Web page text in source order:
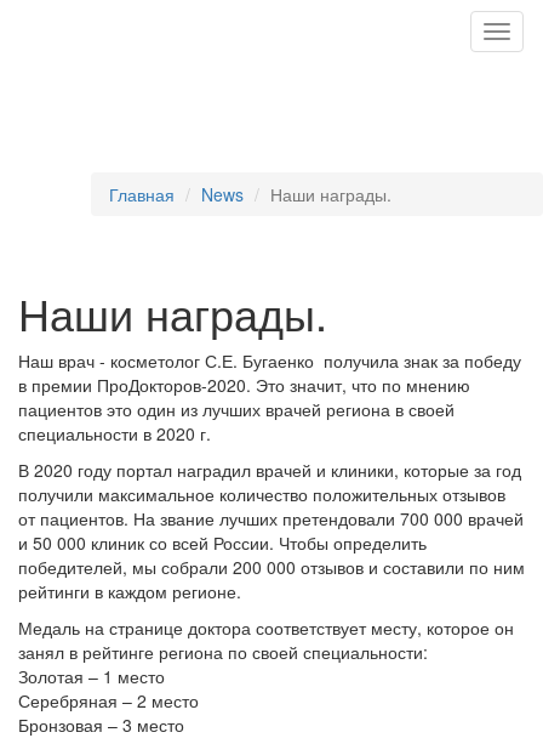
Главная News Наши награды.
Наши награды.
Наш врач - косметолог С.Е. Бугаенко получила знак за победу
в премии ПроДокторов-2020. Это значит, что по мнению
пациентов это один из лучших врачей региона в своей
специальности в 2020 г.
В 2020 году портал наградил врачей и клиники, которые за год
получили максимальное количество положительных отзывов
от пациентов. На звание лучших претендовали 700 000 врачей
и 50 000 клиник со всей России. Чтобы определить
победителей, мы собрали 200 000 отзывов и составили по ним
рейтинги в каждом регионе.
Медаль на странице доктора соответствует месту, которое он
занял в рейтинге региона по своей специальности:
Золотая – 1 место
Серебряная – 2 место
Бронзовая – 3 место